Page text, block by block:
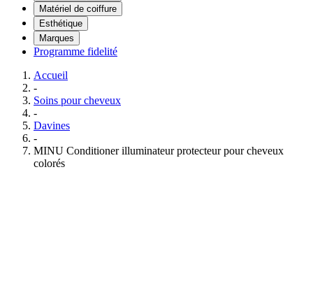
Matériel de coiffure
Esthétique
Marques
Programme fidelité
Accueil
-
Soins pour cheveux
-
Davines
-
MINU Conditioner illuminateur protecteur pour cheveux
colorés